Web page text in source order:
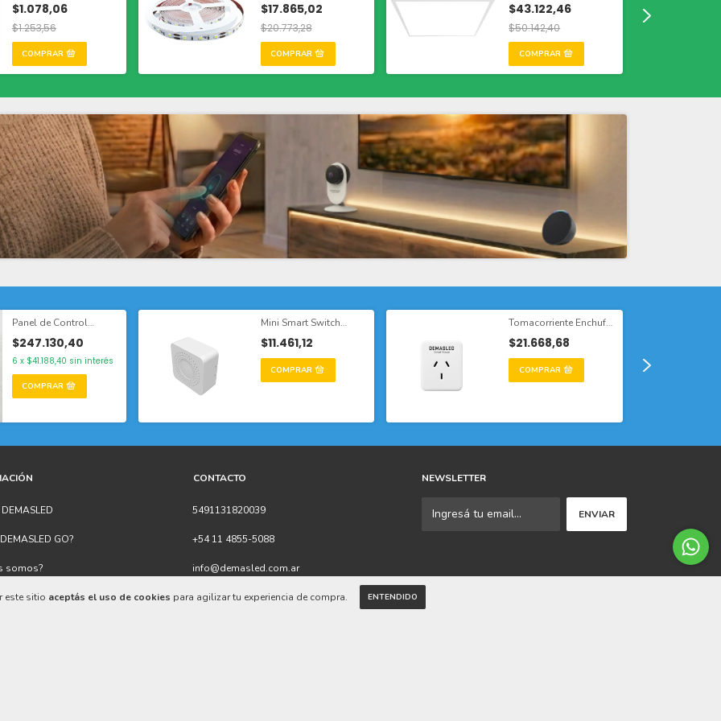
este sitio aceptás el uso de cookies para agilizar tu experiencia de compra. ENTENDIDO
incluidas IP65
$1.078,06
$1.253,56
LED/m, 5m
$17.865,02
$20.773,28
Embutir
$43.122,46
$50.142,40
Panel de Control
$247.130,40
6 x $41.188,40 sin interés
Mini Smart Switch
250Vac 50-60Hz 10A
$11.461,12
Tomacorriente Enchufe
de Consumo 10A,
$21.668,68
GO?
somos?
Garantía
CONTACTO
5491131820039
+54 11 4855-5088
info@demasled.com.ar
Av. Juan B. Justo 2075, CABA
NEWSLETTER